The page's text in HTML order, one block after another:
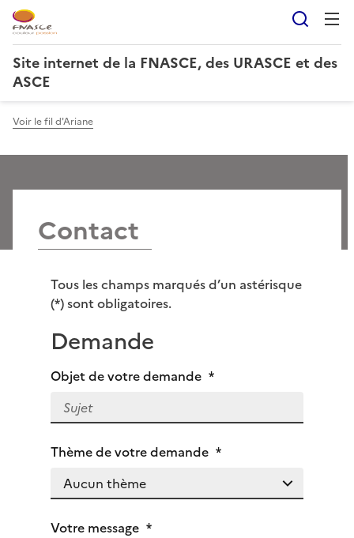
Site internet de la FNASCE, des URASCE et des
ASCE
Voir le fil d'Ariane
Contact
Tous les champs marqués d’un astérisque
(*) sont obligatoires.
Demande
Objet de votre demande *
Thème de votre demande *
Votre message *